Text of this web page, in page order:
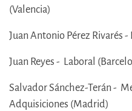
(Valencia)
Juan Antonio Pérez Rivarés
Juan Reyes - Laboral
Salvador Sánchez-Terán -
Adquisiciones (Madrid)